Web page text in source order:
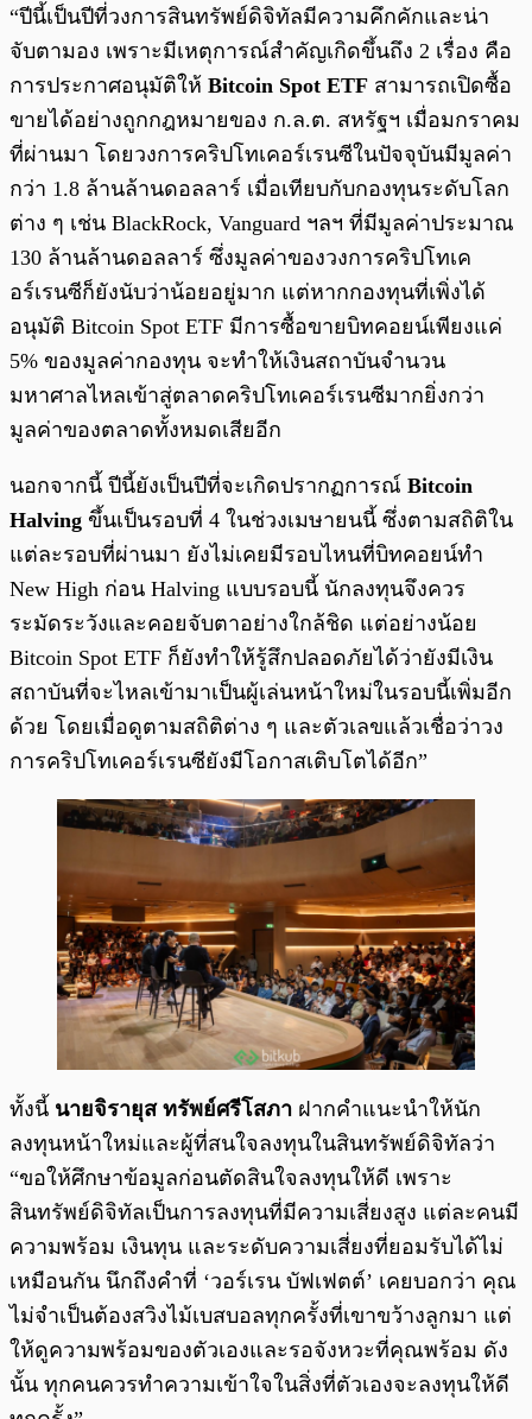
“ปีนี้เป็นปีที่วงการสินทรัพย์ดิจิทัลมีความคึกคักและน่า
จับตามอง เพราะมีเหตุการณ์สำคัญเกิดขึ้นถึง 2 เรื่อง คือ
การประกาศอนุมัติให้ Bitcoin Spot ETF สามารถเปิดซื้อ
ขายได้อย่างถูกกฎหมายของ ก.ล.ต. สหรัฐฯ เมื่อมกราคม
ที่ผ่านมา โดยวงการคริปโทเคอร์เรนซีในปัจจุบันมีมูลค่า
กว่า 1.8 ล้านล้านดอลลาร์ เมื่อเทียบกับกองทุนระดับโลก
ต่าง ๆ เช่น BlackRock, Vanguard ฯลฯ ที่มีมูลค่าประมาณ
130 ล้านล้านดอลลาร์ ซึ่งมูลค่าของวงการคริปโทเค
อร์เรนซีก็ยังนับว่าน้อยอยู่มาก แต่หากกองทุนที่เพิ่งได้
อนุมัติ Bitcoin Spot ETF มีการซื้อขายบิทคอยน์เพียงแค่
5% ของมูลค่ากองทุน จะทำให้เงินสถาบันจำนวน
มหาศาลไหลเข้าสู่ตลาดคริปโทเคอร์เรนซีมากยิ่งกว่า
มูลค่าของตลาดทั้งหมดเสียอีก
นอกจากนี้ ปีนี้ยังเป็นปีที่จะเกิดปรากฏการณ์ Bitcoin
Halving ขึ้นเป็นรอบที่ 4 ในช่วงเมษายนนี้ ซึ่งตามสถิติใน
แต่ละรอบที่ผ่านมา ยังไม่เคยมีรอบไหนที่บิทคอยน์ทำ
New High ก่อน Halving แบบรอบนี้ นักลงทุนจึงควร
ระมัดระวังและคอยจับตาอย่างใกล้ชิด แต่อย่างน้อย
Bitcoin Spot ETF ก็ยังทำให้รู้สึกปลอดภัยได้ว่ายังมีเงิน
สถาบันที่จะไหลเข้ามาเป็นผู้เล่นหน้าใหม่ในรอบนี้เพิ่มอีก
ด้วย โดยเมื่อดูตามสถิติต่าง ๆ และตัวเลขแล้วเชื่อว่าวง
การคริปโทเคอร์เรนซียังมีโอกาสเติบโตได้อีก”
ทั้งนี้ นายจิรายุส ทรัพย์ศรีโสภา ฝากคำแนะนำให้นัก
ลงทุนหน้าใหม่และผู้ที่สนใจลงทุนในสินทรัพย์ดิจิทัลว่า
“ขอให้ศึกษาข้อมูลก่อนตัดสินใจลงทุนให้ดี เพราะ
สินทรัพย์ดิจิทัลเป็นการลงทุนที่มีความเสี่ยงสูง แต่ละคนมี
ความพร้อม เงินทุน และระดับความเสี่ยงที่ยอมรับได้ไม่
เหมือนกัน นึกถึงคำที่ ‘วอร์เรน บัฟเฟตต์’ เคยบอกว่า คุณ
ไม่จำเป็นต้องสวิงไม้เบสบอลทุกครั้งที่เขาขว้างลูกมา แต่
ให้ดูความพร้อมของตัวเองและรอจังหวะที่คุณพร้อม ดัง
นั้น ทุกคนควรทำความเข้าใจในสิ่งที่ตัวเองจะลงทุนให้ดี